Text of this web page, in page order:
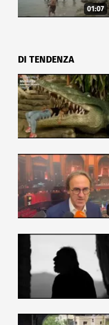
01:07
DI TENDENZA